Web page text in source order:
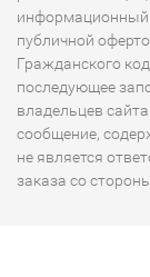
информационный
публичной
Гражданского
последующее
владельцев
сообщение,
не является
заказа со